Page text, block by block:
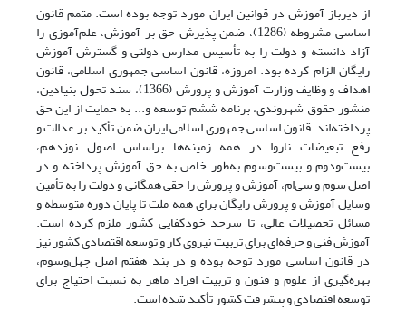
از دیرباز آموزش در قوانین ایران مورد توجه بوده است. متمم قانون
اساسی مشروطه (1286)، ضمن پذیرش حق بر آموزش، علم‌آموزی را
آزاد دانسته و دولت را به تأسیس مدارس دولتی و گسترش آموزش
رایگان الزام کرده بود. امروزه، قانون اساسی جمهوری اسلامی، قانون
اهداف و وظایف وزارت آموزش و پرورش (1366)، سند تحول بنیادین،
منشور حقوق شهروندی، برنامه‌ ششم توسعه و... به حمایت از این حق
پرداخته‌اند. قانون اساسی جمهوری اسلامی ایران ضمن تأکید بر عدالت و
رفع تبعیضات ناروا در همه زمینه‌ها براساس اصول نوزدهم،
بیست‌و‌دوم و بیست‌و‌سوم به‌طور خاص به‌ حق آموزش پرداخته و در
اصل سوم و سی‌ام، آموزش و پرورش را حقی همگانی و دولت را به تأمین
وسایل آموزش و پرورش رایگان برای همه‌ ملت تا پایان دوره متوسطه و
مسائل تحصیلات عالی، تا سرحد خودکفایی کشور ملزم کرده است.
آموزش فنی و حرفه‌ای برای تربیت نیروی کار و توسعه‌ اقتصادی کشور نیز
در قانون اساسی مورد توجه بوده و در بند هفتم اصل چهل‌و‌سوم،
بهره‌گیری از علوم و فنون و تربیت افراد ماهر به نسبت احتیاج برای
توسعه‌ اقتصادی و پیشرفت کشور تأکید شده است.